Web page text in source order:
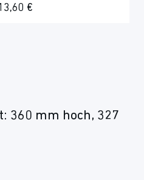
€
360 mm hoch, 327